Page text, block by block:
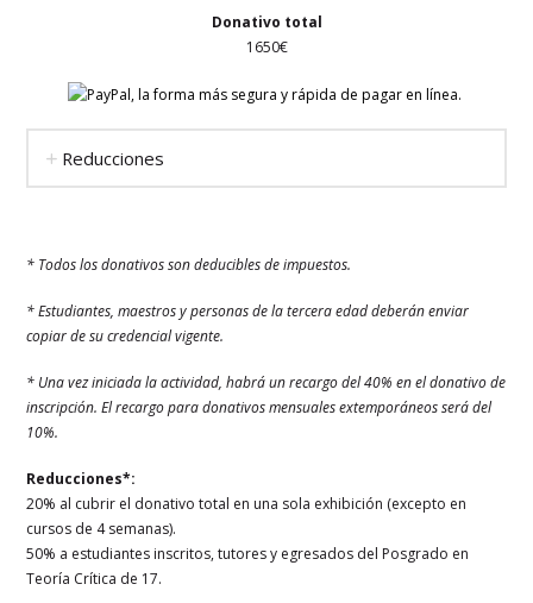
Donativo total
1650€
Reducciones
* Todos los donativos son deducibles de impuestos.
* Estudiantes, maestros y personas de la tercera edad deberán enviar
copiar de su credencial vigente.
* Una vez iniciada la actividad, habrá un recargo del 40% en el donativo de
inscripción. El recargo para donativos mensuales extemporáneos será del
10%.
Reducciones*:
20% al cubrir el donativo total en una sola exhibición (excepto en
cursos de 4 semanas).
50% a estudiantes inscritos, tutores y egresados del Posgrado en
Teoría Crítica de 17.